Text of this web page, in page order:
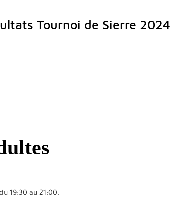
Tournoi de Sierre 2024
19:30 au 21:00.